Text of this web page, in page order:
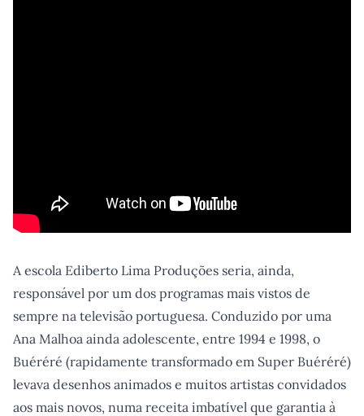
A escola Ediberto Lima Produções seria, ainda,
responsável por um dos programas mais vistos de
sempre na televisão portuguesa. Conduzido por uma
Ana Malhoa ainda adolescente, entre 1994 e 1998, o
Buéréré (rapidamente transformado em Super Buéréré)
levava desenhos animados e muitos artistas convidados
aos mais novos, numa receita imbatível que garantia à